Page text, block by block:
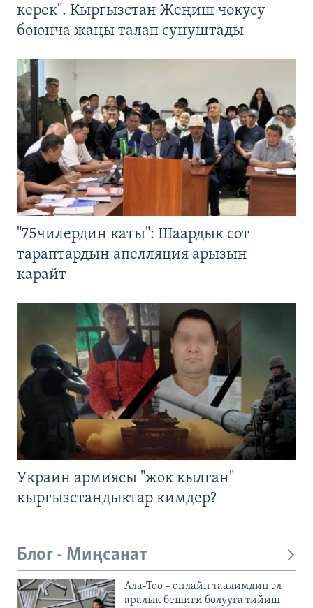
керек". Кыргызстан Жеңиш чокусу
боюнча жаңы талап сунуштады
"75чилердин каты": Шаардык сот
тараптардын апелляция арызын
карайт
Украин армиясы "жок кылган"
кыргызстандыктар кимдер?
Блог - Миңсанат
Ала-Тоо – онлайн таалимдин эл
аралык бешиги болууга тийиш